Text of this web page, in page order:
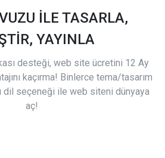
İLE TASARLA,
YAYINLA
desteği, web site ücretini 12 Ay
kaçırma! Binlerce tema/tasarım
dil seçeneği ile web siteni dünyaya
aç!